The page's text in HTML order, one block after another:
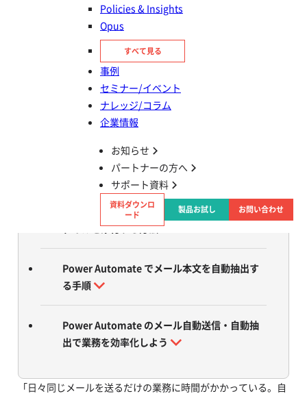
Policies & Insights
Opus
すべて見る
事例
セミナー/イベント
ナレッジ/コラム
企業情報
お知らせ
パートナーの方へ
サポート資料
資料ダウンロ
ード
製品お試し お問い合わせ
Power Automate とは？何ができるツール？
Power Automate でメール送信を自動化する
手順は？
Excel のメールアドレスリストを利用して
Power Automate で一括送信する方法
Power Automate で自動送信するメールにフ
ァイルを添付する方法
Power Automate でメール本文を自動抽出す
る手順
Power Automate のメール自動送信・自動抽
出で業務を効率化しよう
「日々同じメールを送るだけの業務に時間がかかっている。自